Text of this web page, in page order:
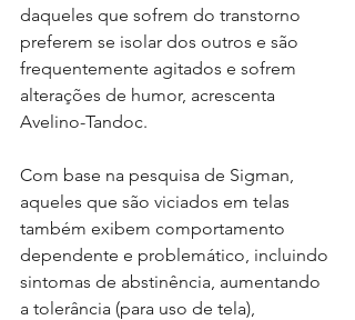
daqueles que sofrem do transtorno
preferem se isolar dos outros e são
frequentemente agitados e sofrem
alterações de humor, acrescenta
Avelino-Tandoc.
Com base na pesquisa de Sigman,
aqueles que são viciados em telas
também exibem comportamento
dependente e problemático, incluindo
sintomas de abstinência, aumentando
a tolerância (para uso de tela),